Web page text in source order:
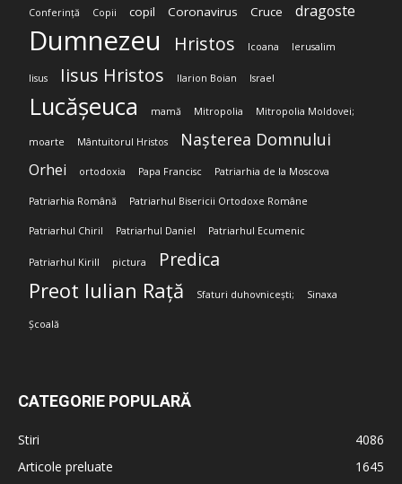
Conferință Copii copil Coronavirus Cruce dragoste
Dumnezeu Hristos Icoana Ierusalim
Iisus Iisus Hristos Ilarion Boian Israel
Lucășeuca mamă Mitropolia Mitropolia Moldovei;
moarte Mântuitorul Hristos Nașterea Domnului
Orhei ortodoxia Papa Francisc Patriarhia de la Moscova
Patriarhia Română Patriarhul Bisericii Ortodoxe Române
Patriarhul Chiril Patriarhul Daniel Patriarhul Ecumenic
Patriarhul Kirill pictura Predica
Preot Iulian Rață Sfaturi duhovnicești; Sinaxa
Școală
CATEGORIE POPULARĂ
Stiri
4086
Articole preluate
1645